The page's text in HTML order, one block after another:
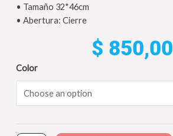
• Tamaño 32*46cm
• Abertura: Cierre
$ 850,00
Color
#Nueva
Mochila
Diseño
Impermeable
Capacidad